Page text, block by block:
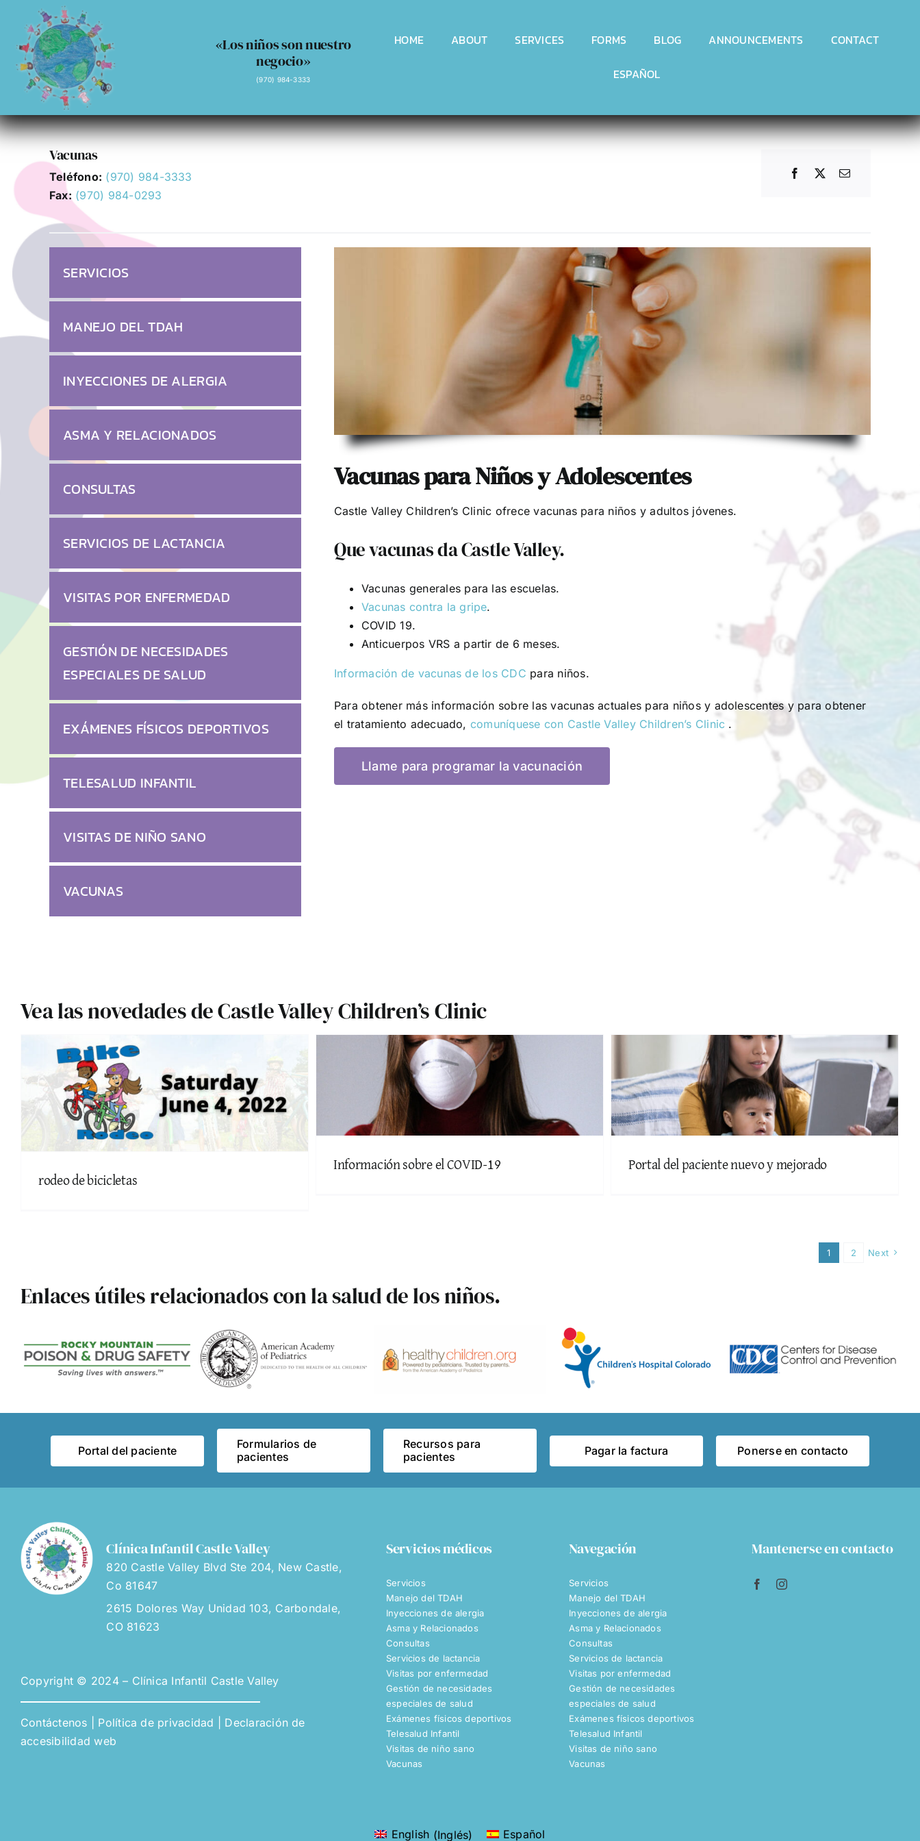
content
«Los niños son nuestro
negocio»
(970) 984-3333
HOME ABOUT SERVICES FORMS BLOG ANNOUNCEMENTS CONTACT
ESPAÑOL
Vacunas
Teléfono: (970) 984-3333
Fax: (970) 984-0293
SERVICIOS
MANEJO DEL TDAH
INYECCIONES DE ALERGIA
ASMA Y RELACIONADOS
CONSULTAS
SERVICIOS DE LACTANCIA
VISITAS POR ENFERMEDAD
GESTIÓN DE NECESIDADES
ESPECIALES DE SALUD
EXÁMENES FÍSICOS DEPORTIVOS
TELESALUD INFANTIL
VISITAS DE NIÑO SANO
VACUNAS
Vacunas para Niños y Adolescentes
Castle Valley Children’s Clinic ofrece vacunas para niños y adultos jóvenes.
Que vacunas da Castle Valley.
Vacunas generales para las escuelas.
Vacunas contra la gripe.
COVID 19.
Anticuerpos VRS a partir de 6 meses.
Información de vacunas de los CDC para niños.
Para obtener más información sobre las vacunas actuales para niños y adolescentes y para obtener
el tratamiento adecuado, comuníquese con Castle Valley Children’s Clinic .
Llame para programar la vacunación
Vea las novedades de Castle Valley Children’s Clinic
rodeo de bicicletas
Información sobre el COVID-19 Portal del paciente nuevo y mejorado
1 2 Next
Enlaces útiles relacionados con la salud de los niños.
Portal del paciente
Formularios de
pacientes
Recursos para
pacientes
Pagar la factura Ponerse en contacto
Clínica Infantil Castle Valley
820 Castle Valley Blvd Ste 204, New Castle,
Co 81647
2615 Dolores Way Unidad 103, Carbondale,
CO 81623
Copyright © 2024 – Clínica Infantil Castle Valley
Contáctenos Política de privacidad
Declaración de
accesibilidad web
Servicios médicos
Servicios
Manejo del TDAH
Inyecciones de alergia
Asma y Relacionados
Consultas
Servicios de lactancia
Visitas por enfermedad
Gestión de necesidades
especiales de salud
Exámenes físicos deportivos
Telesalud Infantil
Visitas de niño sano
Vacunas
Navegación
Servicios
Manejo del TDAH
Inyecciones de alergia
Asma y Relacionados
Consultas
Servicios de lactancia
Visitas por enfermedad
Gestión de necesidades
especiales de salud
Exámenes físicos deportivos
Telesalud Infantil
Visitas de niño sano
Vacunas
Mantenerse en contacto
English (Inglés) Español